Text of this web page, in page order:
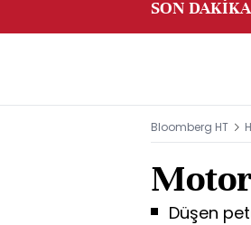
SON DAKİKA
Bloomberg HT
Düşen